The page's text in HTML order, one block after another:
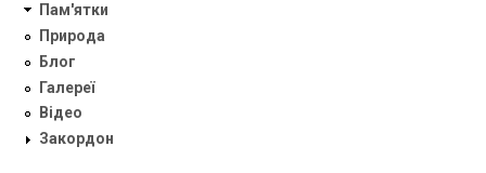
Пам'ятки
Природа
Блог
Галереї
Відео
Закордон